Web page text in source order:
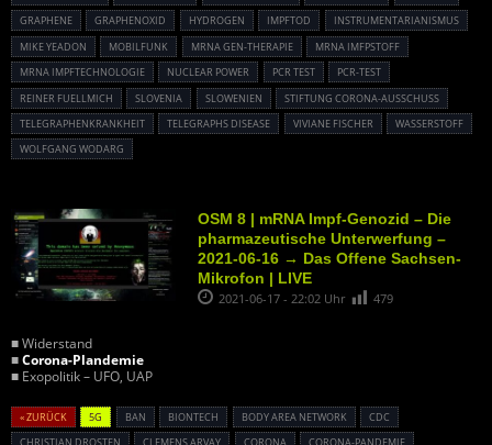
GRAPHENE
GRAPHENOXID HYDROGEN IMPFTOD
INSTRUMENTARIANISMUS
MIKE YEADON
MOBILFUNK MRNA GEN-THERAPIE
MRNA IMFPSTOFF
MRNA IMPFTECHNOLOGIE
NUCLEAR POWER PCR TEST
PCR-TEST
REINER FUELLMICH
SLOVENIA SLOWENIEN
STIFTUNG CORONA-AUSSCHUSS
TELEGRAPHENKRANKHEIT
TELEGRAPHS DISEASE VIVIANE FISCHER
WASSERSTOFF
WOLFGANG WODARG
OSM 8 | mRNA Impf-Genozid – Die
pharmazeutische Unterwerfung –
2021-06-16 → Das Offene Sachsen-
Mikrofon | LIVE
2021-06-17 - 22:02 Uhr 479
■ Widerstand
■Corona-Plandemie
■ Exopolitik – UFO, UAP
« ZURÜCK 5G BAN BIONTECH BODY AREA NETWORK
CDC